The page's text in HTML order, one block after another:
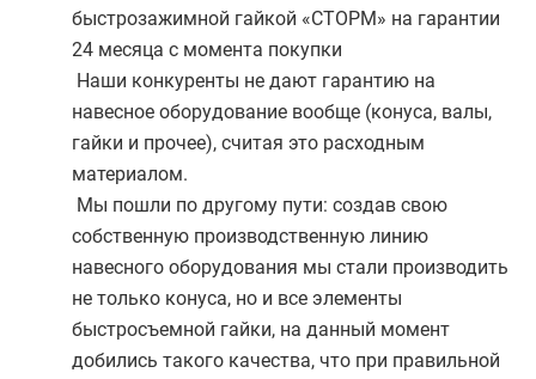
быстрозажимной гайкой «СТОРМ» на гарантии
24 месяца с момента покупки
Наши конкуренты не дают гарантию на
навесное оборудование вообще (конуса, валы,
гайки и прочее), считая это расходным
материалом.
Мы пошли по другому пути: создав свою
собственную производственную линию
навесного оборудования мы стали производить
не только конуса, но и все элементы
быстросъемной гайки, на данный момент
добились такого качества, что при правильной